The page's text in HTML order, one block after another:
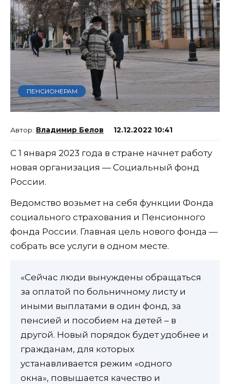
ПЕНСИОНЕРАМ
Владимир Белов 12.12.2022 10:41
С 1 января 2023 года в стране начнет работу
новая организация — Социальный фонд
России.
Ведомство возьмет на себя функции Фонда
социального страхования и Пенсионного
фонда России. Главная цель нового фонда —
собрать все услуги в одном месте.
«Сейчас люди вынуждены обращаться
за оплатой по больничному листу и
иными выплатами в один фонд, за
пенсией и пособием на детей – в
другой. Новый порядок будет удобнее и
гражданам, для которых
устанавливается режим «одного
окна», повышается качество и